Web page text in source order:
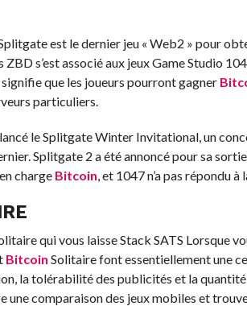
est le dernier jeu « Web2 » pour
s’est associé aux jeux Game Studio
signifie que les joueurs pourront gagner
particuliers.
le Splitgate Winter Invitational, un
Splitgate 2 a été annoncé pour sa sortie
charge Bitcoin, et 1047 n’a pas répondu
qui vous laisseStack SATS Lorsque
Bitcoin Solitaire font essentiellement une
la tolérabilité des publicités et la
une comparaisondes jeux mobiles et